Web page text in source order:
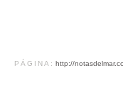
PÁGINA: http://